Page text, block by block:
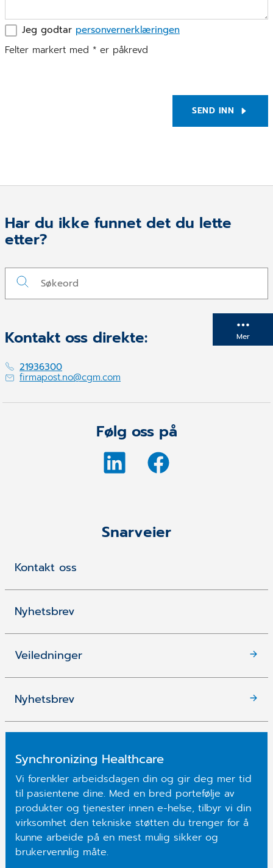
Mer
Jeg godtar personvernerklæringen
Felter markert med * er påkrevd
SEND INN
Har du ikke funnet det du lette
etter?
Kontakt oss direkte:
21936300
firmapost.no@cgm.com
Følg oss på
Snarveier
Kontakt oss
Nyhetsbrev
Veiledninger
Nyhetsbrev
Synchronizing Healthcare
Vi forenkler arbeidsdagen din og gir deg mer tid
til pasientene dine. Med en bred portefølje av
produkter og tjenester innen e-helse, tilbyr vi din
virksomhet den tekniske støtten du trenger for å
kunne arbeide på en mest mulig sikker og
brukervennlig måte.